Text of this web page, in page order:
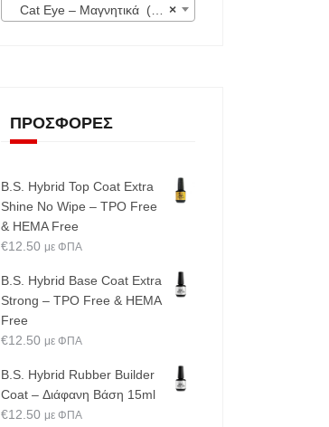
×
Cat Eye – Μαγνητικά (26)
ΠΡΟΣΦΟΡΈΣ
B.S. Hybrid Top Coat Extra
Shine No Wipe – TPO Free
& HEMA Free
€12.50 με ΦΠΑ
B.S. Hybrid Base Coat Extra
Strong – TPO Free & HEMA
Free
€12.50 με ΦΠΑ
B.S. Hybrid Rubber Builder
Coat – Διάφανη Βάση 15ml
€12.50 με ΦΠΑ